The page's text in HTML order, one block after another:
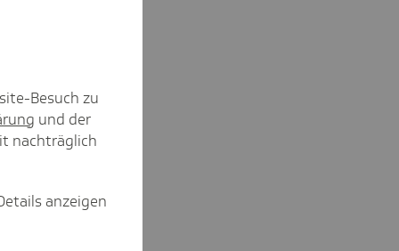
Besuch zu
und der
nachträglich
anzeigen